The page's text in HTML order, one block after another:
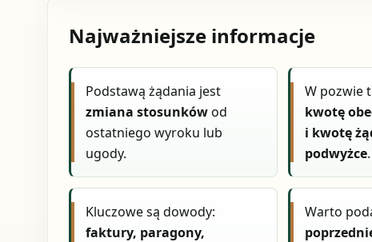
Najważniejsze informacje
Podstawą żądania jest
zmiana stosunkówod
ostatniego wyroku lub
ugody.
W pozwie
kwotę
i kwotę
podwyżce.
Kluczowe są dowody:
faktury, paragony,
Warto